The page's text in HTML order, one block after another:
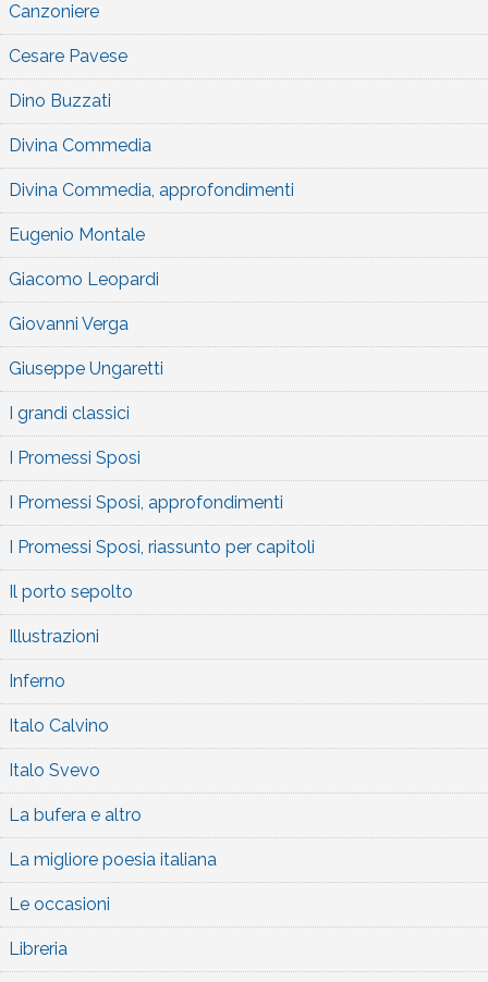
Canzoniere
Cesare Pavese
Dino Buzzati
Divina Commedia
Divina Commedia, approfondimenti
Eugenio Montale
Giacomo Leopardi
Giovanni Verga
Giuseppe Ungaretti
I grandi classici
I Promessi Sposi
I Promessi Sposi, approfondimenti
I Promessi Sposi, riassunto per capitoli
Il porto sepolto
Illustrazioni
Inferno
Italo Calvino
Italo Svevo
La bufera e altro
La migliore poesia italiana
Le occasioni
Libreria